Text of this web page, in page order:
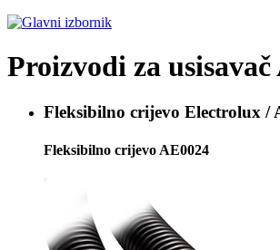
Proizvodi za usisavač
Fleksibilno crijevo Electrolux /
Fleksibilno crijevo AE0024